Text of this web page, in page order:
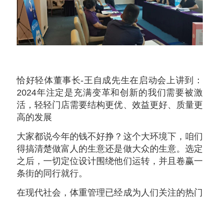
恰好轻体董事长-王自成先生在启动会上讲到：
2024年注定是充满变革和创新的我们需要被激
活，轻轻门店需要结构更优、效益更好、质量更
高的发展
大家都说今年的钱不好挣？这个大环境下，咱们
得搞清楚做富人的生意还是做大众的生意。选定
之后，一切定位设计围绕他们运转，并且卷赢一
条街的同行就行。
在现代社会，体重管理已经成为人们关注的热门